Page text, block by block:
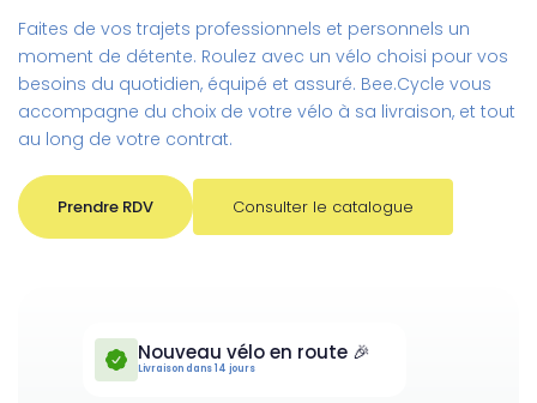
Faites de vos trajets professionnels et personnels un
moment de détente. Roulez avec un vélo choisi pour vos
besoins du quotidien, équipé et assuré. Bee.Cycle vous
accompagne du choix de votre vélo à sa livraison, et tout
au long de votre contrat.
Prendre RDV Consulter le catalogue
Nouveau vélo en route 🎉
Livraison dans 14 jours